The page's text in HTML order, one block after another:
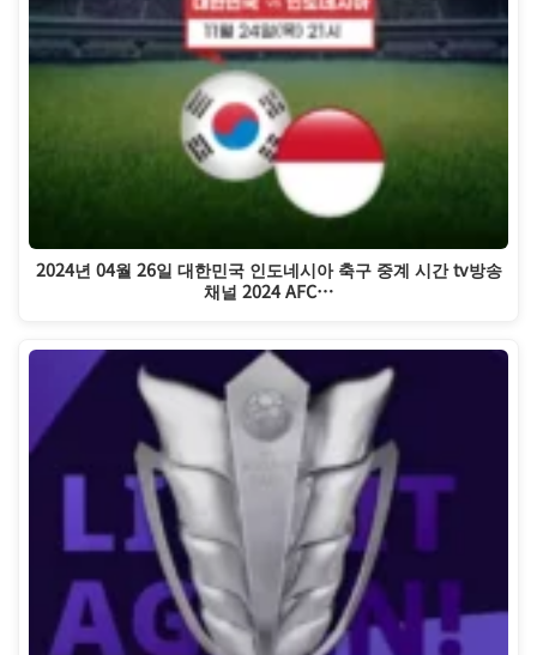
2024년 04월 26일 대한민국 인도네시아 축구 중계 시간 tv방송
채널 2024 AFC…